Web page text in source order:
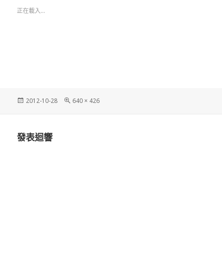
正在載入...
發
2012-10-28
完
640 × 426
發表迴響